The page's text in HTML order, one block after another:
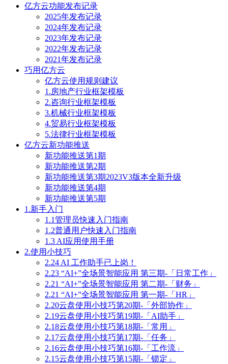
亿方云功能发布记录
2025年发布记录
2024年发布记录
2023年发布记录
2022年发布记录
2021年发布记录
巧用亿方云
亿方云使用规则建议
1.房地产行业框架模板
2.咨询行业框架模板
3.机械行业框架模板
4.贸易行业框架模板
5.法律行业框架模板
亿方云新功能推送
新功能推送第1期
新功能推送第2期
新功能推送第3期2023V3版本全新升级
新功能推送第4期
新功能推送第5期
1.新手入门
1.1管理员快速入门指南
1.2普通用户快速入门指南
1.3 AI应用使用手册
2.使用小技巧
2.24 AI 工作助手已上岗！
2.23 “AI+”全场景智能应用 第三期-「日常工作」
2.21 “AI+”全场景智能应用 第二期-「财务」
2.21 “AI+”全场景智能应用 第一期-「HR」
2.20云盘使用小技巧第20期-「外部协作」
2.19云盘使用小技巧第19期-「AI助手」
2.18云盘使用小技巧第18期-「常用」
2.17云盘使用小技巧第17期-「任务」
2.16云盘使用小技巧第16期-「工作流」
2.15云盘使用小技巧第15期-「锁定」